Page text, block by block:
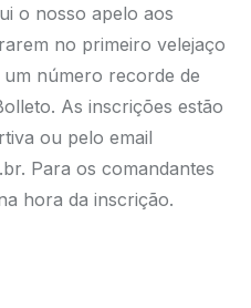
o nosso apelo aos
no primeiro velejaço
número recorde de
As inscrições estão
ou pelo email
Para os comandantes
hora da inscrição.